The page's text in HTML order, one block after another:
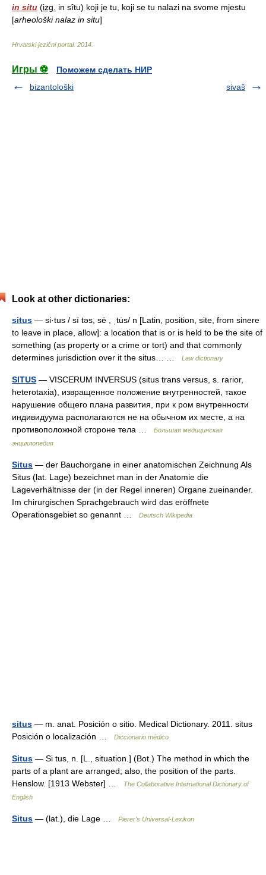
in situ (izg.
in sȋtu) koji je tu, koji se tu nalazi na svome mjestu
[arheološki nalaz in situ]
Hrvatski jezični portal. 2014
Игры ⚽
Поможем сделать НИР
bizantološki
sivaš
Look at other dictionaries:
situs — si·tus / sī təs, sē , ˌtu̇s/ n [Latin, position, site, from sinere
to leave in place, allow]: a location that is or is held to be the site of
something (as property or a crime or tort) and that commonly
determines jurisdiction over it the situs… …
Law dictionary
SITUS — VІSCERUM INVERSUS (situs trans versus, s. rarior,
heterotaxia), извращенное положение внутренностей, такое
нарушение общего плана развития, при к ром внутренности
индивидуума располагаются не на обычном их месте, а на
противоположной стороне тела …
Большая медицинская
энциклопедия
Situs — der Bauchorgane in einer anatomischen Zeichnung Als
Situs (lat. Lage) bezeichnet man in der Anatomie die
Lageverhältnisse der (in der Regel inneren) Organe zueinander.
Im chirurgischen Sprachgebrauch wird das eröffnete
Operationsgebiet so genannt …
Deutsch Wikipedia
situs — m. anat. Posición o sitio. Medical Dictionary. 2011. situs
Posición o localización …
Diccionario médico
Situs — Si tus, n. [L., situation.] (Bot.) The method in which the
parts of a plant are arranged; also, the position of the parts.
Henslow. [1913 Webster] …
The Collaborative International Dictionary of
English
Situs — (lat.), die Lage … Pierer's Universal-Lexikon